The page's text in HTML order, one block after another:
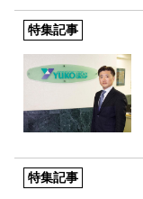
特集記事
特集記事